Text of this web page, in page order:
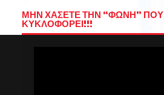
ΜΗΝ ΧΑΣΕΤΕ ΤΗΝ “ΦΩΝΗ” ΠΟΥ
ΚΥΚΛΟΦΟΡΕΙ!!!